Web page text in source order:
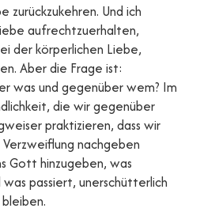
zurückzukehren. Und ich
aufrechtzuerhalten,
der körperlichen Liebe,
Aber die Frage ist:
was und gegenüber wem? Im
die wir gegenüber
praktizieren, dass wir
nachgeben
Gott hinzugeben, was
passiert, unerschütterlich